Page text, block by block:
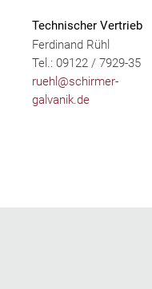
Technischer Vertrieb
Ferdinand Rühl
Tel.: 09122 / 7929-35
ruehl@schirmer-
galvanik.de